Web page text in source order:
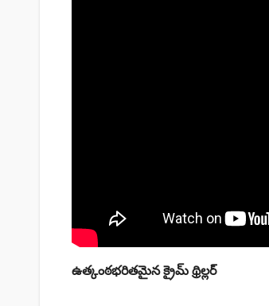
ఉత్కంఠభరితమైన క్రైమ్ థ్రిల్లర్